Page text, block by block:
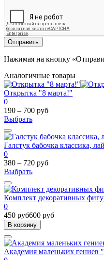
Отправить
Нажимая на кнопку
Аналогичные товары
Открытка "8 марта!"
0
190 – 700 руб
Выбрать
Галстук бабочка классика,
0
380 – 720 руб
Выбрать
Комплект декоративных
0
450 руб600 руб
В корзину
Академия маленьких гениев